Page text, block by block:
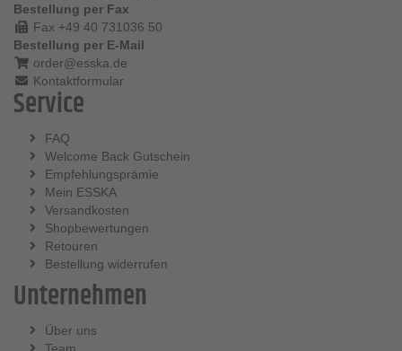
Bestellung per Fax
Fax +49 40 731036 50
Bestellung per E-Mail
order@esska.de
Kontaktformular
Service
FAQ
Welcome Back Gutschein
Empfehlungsprämie
Mein ESSKA
Versandkosten
Shopbewertungen
Retouren
Bestellung widerrufen
Unternehmen
Über uns